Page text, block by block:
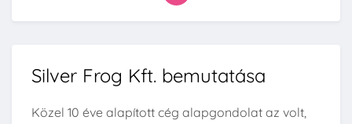
Silver Frog Kft. bemutatása
Közel 10 éve alapított cég alapgondolat az volt,